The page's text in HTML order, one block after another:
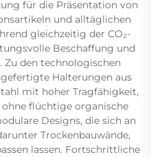
für die Präsentation von
und alltäglichen
gleichzeitig der CO₂-
Beschaffung und
den technologischen
Halterungen aus
mit hoher Tragfähigkeit,
flüchtige organische
Designs, die sich an
Trockenbauwände,
lassen. Fortschrittliche